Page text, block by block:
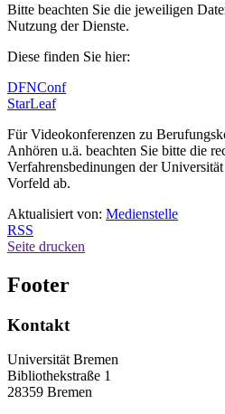
Bitte beachten Sie die jeweiligen
Nutzung der Dienste.
Diese finden Sie hier:
DFNConf
StarLeaf
Für Videokonferenzen zu
Anhören u.ä. beachten Sie bitte die
Verfahrensbedinungen der
Vorfeld ab.
Aktualisiert von: Medienstelle
RSS
Seite drucken
Footer
Kontakt
Universität Bremen
Bibliothekstraße 1
28359 Bremen